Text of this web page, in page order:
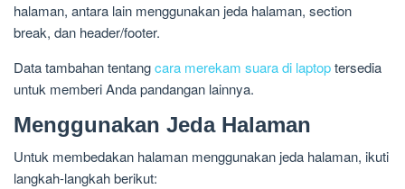
halaman, antara lain menggunakan jeda halaman, section
break, dan header/footer.
Data tambahan tentangcara merekam suara di laptoptersedia
untuk memberi Anda pandangan lainnya.
Menggunakan Jeda Halaman
Untuk membedakan halaman menggunakan jeda halaman, ikuti
langkah-langkah berikut: